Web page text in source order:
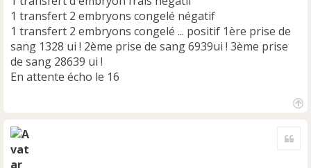
1 transfert 2 embryons congelé négatif
1 transfert 2 embryons congelé ... positif 1ère prise de
sang 1328 ui ! 2ème prise de sang 6939ui ! 3ème prise
de sang 28639 ui !
En attente écho le 16